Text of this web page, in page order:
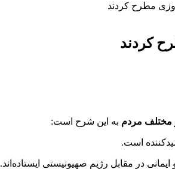
مختلف مردم به این شرح است:
است.
در مقابل رژیم صهیونیستی ایستاده‌اند.